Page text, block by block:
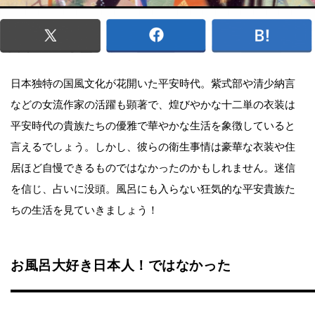
日本独特の国風文化が花開いた平安時代。紫式部や清少納言
などの女流作家の活躍も顕著で、煌びやかな十二単の衣装は
平安時代の貴族たちの優雅で華やかな生活を象徴していると
言えるでしょう。しかし、彼らの衛生事情は豪華な衣装や住
居ほど自慢できるものではなかったのかもしれません。迷信
を信じ、占いに没頭。風呂にも入らない狂気的な平安貴族た
ちの生活を見ていきましょう！
お風呂大好き日本人！ではなかった